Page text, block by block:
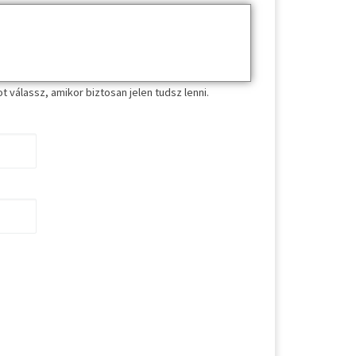
amikor biztosan jelen tudsz lenni.